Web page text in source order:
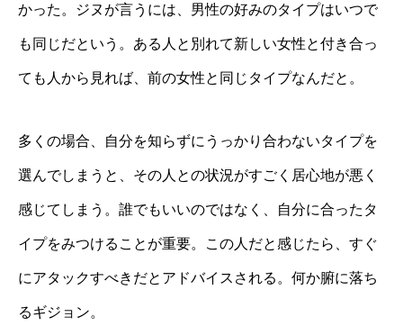
かった。ジヌが言うには、男性の好みのタイプはいつで
も同じだという。ある人と別れて新しい女性と付き合っ
ても人から見れば、前の女性と同じタイプなんだと。
多くの場合、自分を知らずにうっかり合わないタイプを
選んでしまうと、その人との状況がすごく居心地が悪く
感じてしまう。誰でもいいのではなく、自分に合ったタ
イプをみつけることが重要。この人だと感じたら、すぐ
にアタックすべきだとアドバイスされる。何か腑に落ち
るギジョン。